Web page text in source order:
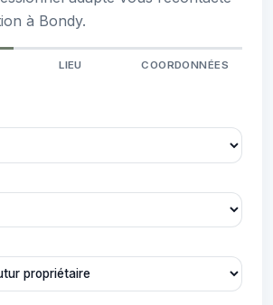
à Bondy.
LIEU COORDONNÉES